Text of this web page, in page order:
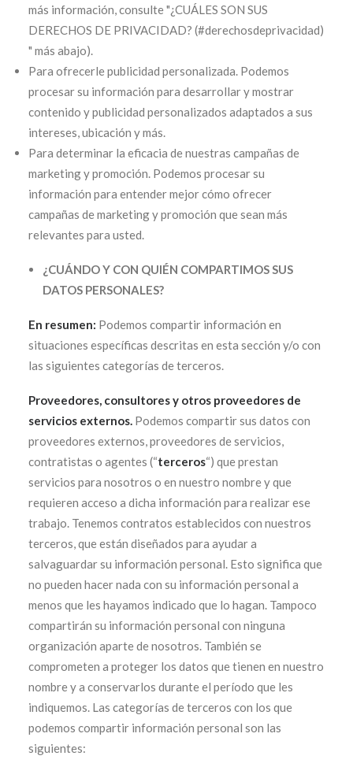
más información, consulte "¿CUÁLES SON SUS
DERECHOS DE PRIVACIDAD? (#derechosdeprivacidad)
" más abajo).
Para ofrecerle publicidad personalizada. Podemos
procesar su información para desarrollar y mostrar
contenido y publicidad personalizados adaptados a sus
intereses, ubicación y más.
Para determinar la eficacia de nuestras campañas de
marketing y promoción. Podemos procesar su
información para entender mejor cómo ofrecer
campañas de marketing y promoción que sean más
relevantes para usted.
¿CUÁNDO Y CON QUIÉN COMPARTIMOS SUS
DATOS PERSONALES?
En resumen: Podemos compartir información en
situaciones específicas descritas en esta sección y/o con
las siguientes categorías de terceros.
Proveedores, consultores y otros proveedores de
servicios externos. Podemos compartir sus datos con
proveedores externos, proveedores de servicios,
contratistas o agentes (“terceros“) que prestan
servicios para nosotros o en nuestro nombre y que
requieren acceso a dicha información para realizar ese
trabajo. Tenemos contratos establecidos con nuestros
terceros, que están diseñados para ayudar a
salvaguardar su información personal. Esto significa que
no pueden hacer nada con su información personal a
menos que les hayamos indicado que lo hagan. Tampoco
compartirán su información personal con ninguna
organización aparte de nosotros. También se
comprometen a proteger los datos que tienen en nuestro
nombre y a conservarlos durante el período que les
indiquemos. Las categorías de terceros con los que
podemos compartir información personal son las
siguientes: